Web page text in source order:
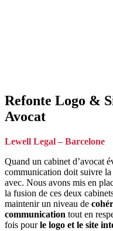
Refonte Logo &
Avocat
Lewell Legal – Barcelone
Quand un cabinet d’avocat
communication doit suivre
avec. Nous avons mis en
la fusion de ces deux
maintenir un niveau de
communication tout en
fois pourle logo et le site